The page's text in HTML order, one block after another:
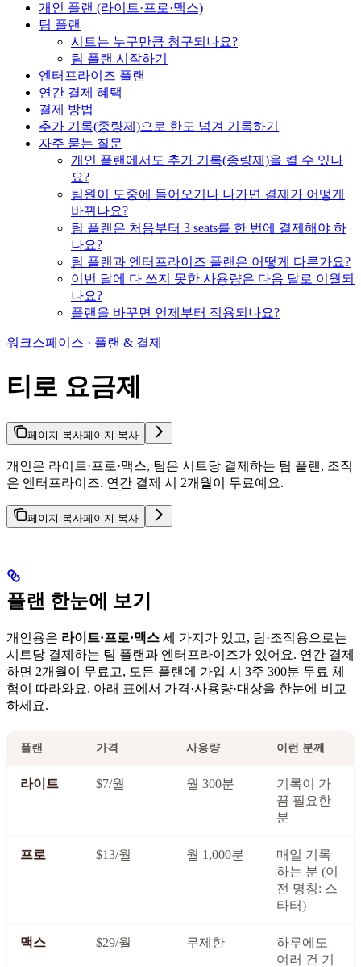
개인 플랜 (라이트·프로·맥스)
팀 플랜
시트는 누구만큼 청구되나요?
팀 플랜 시작하기
엔터프라이즈 플랜
연간 결제 혜택
결제 방법
추가 기록(종량제)으로 한도 넘겨 기록하기
자주 묻는 질문
개인 플랜에서도 추가 기록(종량제)을 켤 수 있나
요?
팀원이 도중에 들어오거나 나가면 결제가 어떻게
바뀌나요?
팀 플랜은 처음부터 3 seats를 한 번에 결제해야 하
나요?
팀 플랜과 엔터프라이즈 플랜은 어떻게 다른가요?
이번 달에 다 쓰지 못한 사용량은 다음 달로 이월되
나요?
플랜을 바꾸면 언제부터 적용되나요?
워크스페이스 · 플랜 & 결제
티로 요금제
페이지 복사페이지 복사
개인은 라이트·프로·맥스, 팀은 시트당 결제하는 팀 플랜, 조직
은 엔터프라이즈. 연간 결제 시 2개월이 무료예요.
페이지 복사페이지 복사
플랜 한눈에 보기
개인용은 라이트·프로·맥스 세 가지가 있고, 팀·조직용으로는
시트당 결제하는 팀 플랜과 엔터프라이즈가 있어요. 연간 결제
하면 2개월이 무료고, 모든 플랜에 가입 시 3주 300분 무료 체
험이 따라와요. 아래 표에서 가격·사용량·대상을 한눈에 비교
하세요.
플랜 가격 사용량 이런 분께
라이트 $7/월 월 300분
기록이 가
끔 필요한
분
프로 $13/월 월 1,000분
매일 기록
하는 분 (이
전 명칭: 스
타터)
맥스 $29/월 무제한
하루에도
여러 건 기